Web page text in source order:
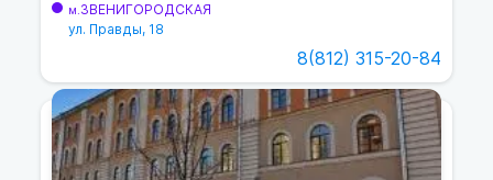
м.ЗВЕНИГОРОДСКАЯ
ул. Правды, 18
8(812) 315-20-84